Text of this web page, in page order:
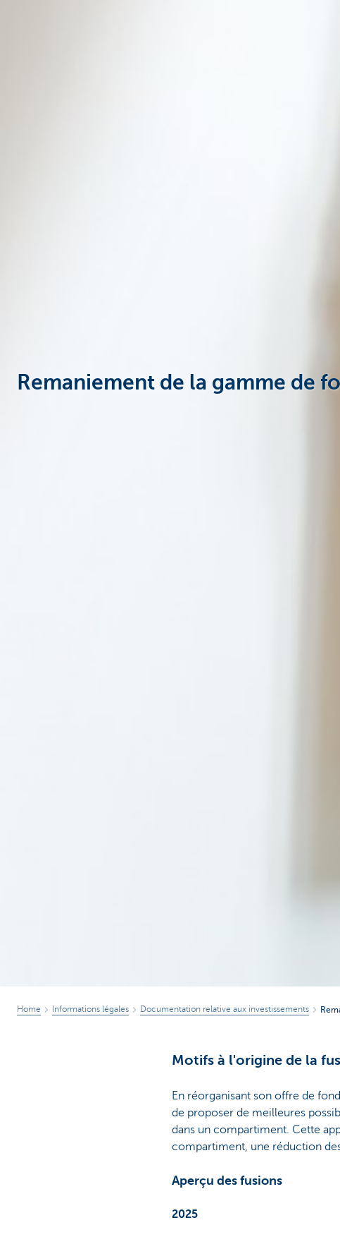
Remaniement de la gamme de
Home Informations légales Documentation relative aux investissements
Motifs à l'origine de la
En réorganisant son offre de
de proposer de meilleures
dans un compartiment. Cette
compartiment, une réduction
Aperçu des fusions
2025